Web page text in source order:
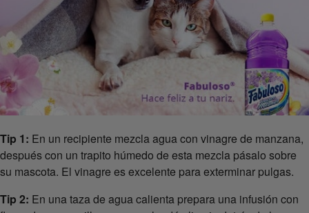
Tip 1: En un recipiente mezcla agua con vinagre de manzana,
después con un trapito húmedo de esta mezcla pásalo sobre
su mascota. El vinagre es excelente para exterminar pulgas.
Tip 2: En una taza de agua calienta prepara una infusión con